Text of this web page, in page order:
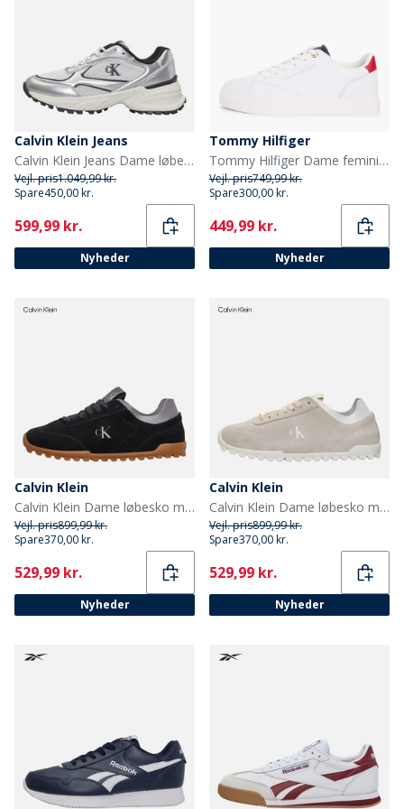
Calvin Klein Jeans
Calvin Klein Jeans Dame løbesko til vandring Silver/Sort/Bright White
Vejl. pris1.049,99 kr.
Spare450,00 kr.
Current
599,99 kr.
Nyheder
Tommy Hilfiger
Tommy Hilfiger Dame feminine cupsole sneakers Rwb
Vejl. pris749,99 kr.
Spare300,00 kr.
Current
449,99 kr.
Nyheder
Calvin Klein
Calvin Klein Dame løbesko med lav profil Ck Black
Vejl. pris899,99 kr.
Spare370,00 kr.
Current
529,99 kr.
Nyheder
Calvin Klein
Calvin Klein Dame løbesko med lav profil Light Cashew
Vejl. pris899,99 kr.
Spare370,00 kr.
Current
529,99 kr.
Nyheder